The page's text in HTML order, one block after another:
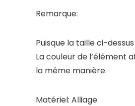
Remarque:
Puisque la taille ci-
La couleur de l’élément
la même manière.
Matériel: Alliage